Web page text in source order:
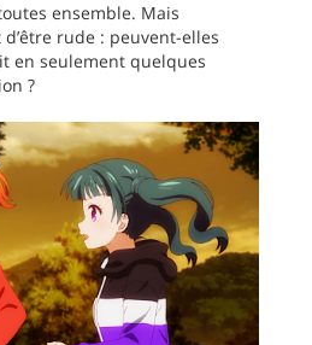
ensemble. Mais
rude : peuvent-elles
en seulement quelques
?